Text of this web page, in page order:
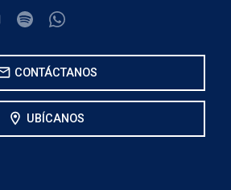
CONTÁCTANOS
location_on UBÍCANOS